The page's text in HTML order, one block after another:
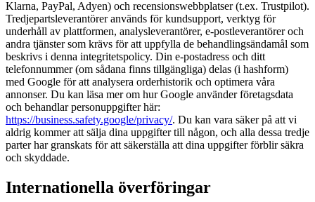
Klarna, PayPal, Adyen) och recensionswebbplatser (t.ex. Trustpilot).
Tredjepartsleverantörer används för kundsupport, verktyg för
underhåll av plattformen, analysleverantörer, e-postleverantörer och
andra tjänster som krävs för att uppfylla de behandlingsändamål som
beskrivs i denna integritetspolicy. Din e-postadress och ditt
telefonnummer (om sådana finns tillgängliga) delas (i hashform)
med Google för att analysera orderhistorik och optimera våra
annonser. Du kan läsa mer om hur Google använder företagsdata
och behandlar personuppgifter här:
https://business.safety.google/privacy/. Du kan vara säker på att vi
aldrig kommer att sälja dina uppgifter till någon, och alla dessa tredje
parter har granskats för att säkerställa att dina uppgifter förblir säkra
och skyddade.
Internationella överföringar